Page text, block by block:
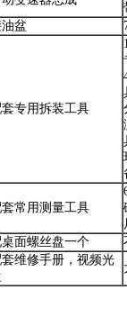
盆
套专用拆装工具
套常用测量工具
桌面螺丝盘一个
套维修手册，视频光